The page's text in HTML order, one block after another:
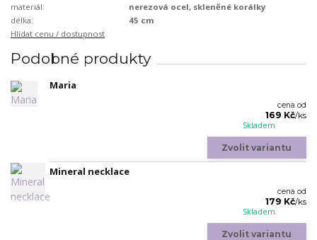
materiál:
nerezová ocel, skleněné korálky
délka:
45 cm
Hlídat cenu / dostupnost
Podobné produkty
Maria
cena od
169 Kč/ks
Skladem
Zvolit variantu
Mineral necklace
cena od
179 Kč/ks
Skladem
Zvolit variantu